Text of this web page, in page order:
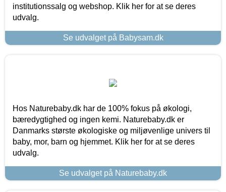
institutionssalg og webshop. Klik her for at se deres
udvalg.
Se udvalget på Babysam.dk
Hos Naturebaby.dk har de 100% fokus på økologi,
bæredygtighed og ingen kemi. Naturebaby.dk er
Danmarks største økologiske og miljøvenlige univers til
baby, mor, barn og hjemmet. Klik her for at se deres
udvalg.
Se udvalget på Naturebaby.dk